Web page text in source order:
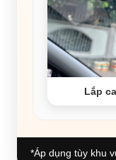
Lắp
*Áp dụng tùy khu